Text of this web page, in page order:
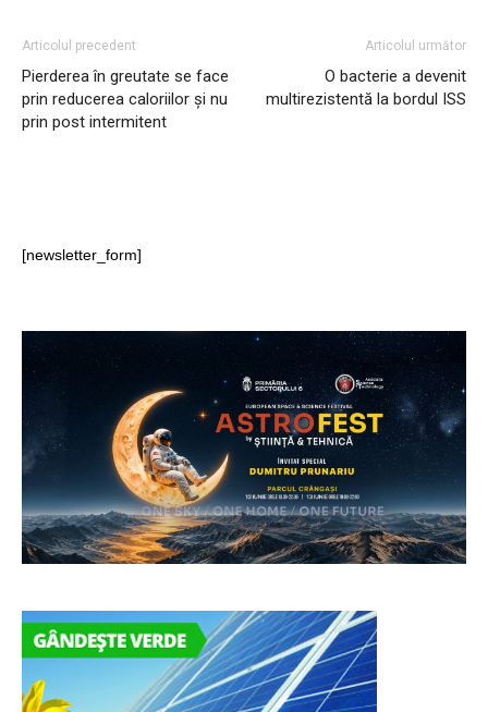
Articolul precedent
Pierderea în greutate se face
prin reducerea caloriilor și nu
prin post intermitent
Articolul următor
O bacterie a devenit
multirezistentă la bordul ISS
[newsletter_form]